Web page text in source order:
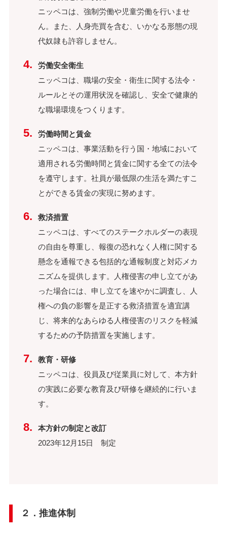
ニッペコは、強制労働や児童労働を行いませ
ん。また、人身売買を含む、いかなる形態の現
代奴隷も許容しません。
労働安全衛生
ニッペコは、職場の安全・衛生に関する法令・
ルールとその運用状況を確認し、安全で健康的
な職場環境をつくります。
労働時間と賃金
ニッペコは、事業活動を行う国・地域において
適用される労働時間と賃金に関する全ての法令
を遵守します。社員が最低限の生活を満たすこ
とができる賃金の実現に努めます。
救済措置
ニッペコは、すべてのステークホルダーの表現
の自由を尊重し、報復の恐れなく人権に関する
懸念を通報できる包括的な通報制度と対応メカ
ニズムを提供します。人権侵害の申し立てがあ
った場合には、申し立てを速やかに調査し、人
権への負の影響を是正する救済措置を適宜講
じ、将来的なあらゆる人権侵害のリスクを軽減
するための予防措置を実施します。
教育・研修
ニッペコは、役員及び従業員に対して、本方針
の実践に必要な教育及び研修を継続的に行いま
す。
本方針の制定と改訂
2023年12月15日 制定
２．推進体制